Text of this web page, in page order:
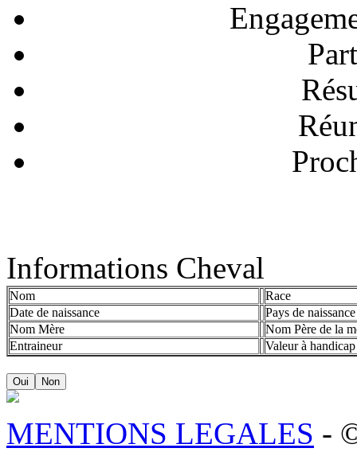
Informations Cheval
Nom
Race
Date de naissance
Pays de naissance
Nom Mère
Nom Père de la
Entraineur
Valeur à handicap
Oui Non
MENTIONS LEGALES -